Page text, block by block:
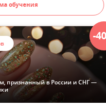
обучения
-
признанный в России и СНГ —